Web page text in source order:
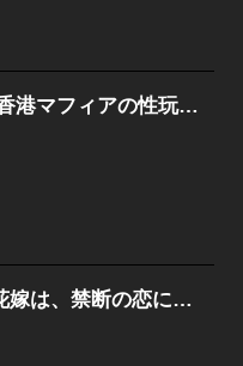
欲情遊戯 私は香港マフィアの性玩具（分冊版）
愛され異世界花嫁は、禁断の恋に身を焦がす。【完全版】